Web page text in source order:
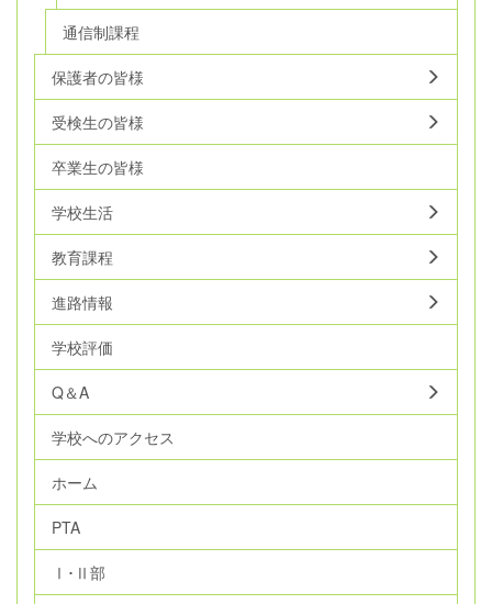
通信制課程
保護者の皆様
受検生の皆様
卒業生の皆様
学校生活
教育課程
進路情報
学校評価
Q＆A
学校へのアクセス
ホーム
PTA
Ⅰ･Ⅱ部